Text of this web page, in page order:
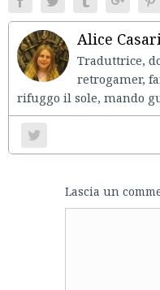
Alice
Traduttrice,
retrogamer,
rifuggo il sole, mando
Lascia un